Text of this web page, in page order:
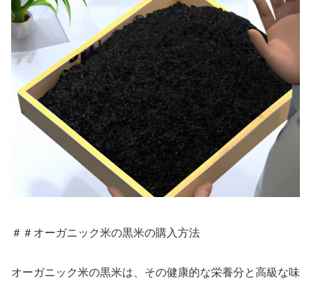
＃＃オーガニック米の黒米の購入方法
オーガニック米の黒米は、その健康的な栄養分と高級な味